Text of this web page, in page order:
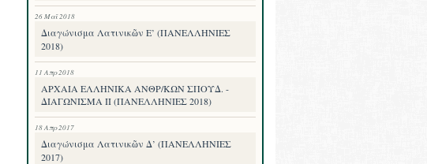
26 Μαΐ 2018
Διαγώνισμα Λατινικῶν Ε’ (ΠΑΝΕΛΛΗΝΙΕΣ
2018)
11 Απρ 2018
ΑΡΧΑΙΑ ΕΛΛΗΝΙΚΑ ΑΝΘΡ/ΚΩΝ ΣΠΟΥΔ. -
ΔΙΑΓΩΝΙΣΜΑ II (ΠΑΝΕΛΛΗΝΙΕΣ 2018)
18 Απρ 2017
Διαγώνισμα Λατινικῶν Δ’ (ΠΑΝΕΛΛΗΝΙΕΣ
2017)